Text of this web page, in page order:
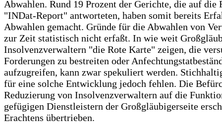
Abwahlen. Rund 19 Prozent der Gerichte, die auf die
"INDat-Report" antworteten, haben somit bereits
Abwahlen gemacht. Gründe für die Abwahlen von
zur Zeit statistisch nicht erfaßt. In wie weit
Insolvenzverwaltern "die Rote Karte" zeigen, die
Forderungen zu bestreiten oder
aufzugreifen, kann zwar spekuliert werden.
für eine solche Entwicklung jedoch fehlen. Die
Reduzierung von Insolvenzverwaltern auf die
gefügigen Dienstleistern der Großgläubigerseite
Erachtens übertrieben.